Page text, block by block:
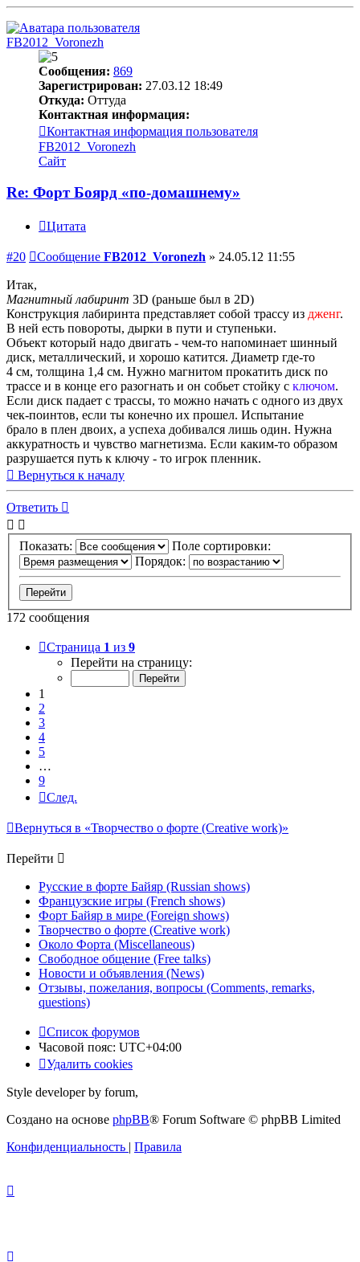
FB2012_Voronezh
Сообщения: 869
Зарегистрирован: 27.03.12 18:49
Откуда: Оттуда
Контактная информация:
Контактная информация пользователя
FB2012_Voronezh
Сайт
Re: Форт Боярд «по-домашнему»
Цитата
#20 Сообщение FB2012_Voronezh » 24.05.12 11:55
Итак,
Магнитный лабиринт 3D (раньше был в 2D)
Конструкция лабиринта представляет собой трассу из дженг.
В ней есть повороты, дырки в пути и ступеньки.
Объект который надо двигать - чем-то напоминает шинный
диск, металлический, и хорошо катится. Диаметр где-то
4 см, толщина 1,4 см. Нужно магнитом прокатить диск по
трассе и в конце его разогнать и он собьет стойку с ключом.
Если диск падает с трассы, то можно начать с одного из двух
чек-поинтов, если ты конечно их прошел. Испытание
брало в плен двоих, а успеха добивался лишь один. Нужна
аккуратность и чувство магнетизма. Если каким-то образом
разрушается путь к ключу - то игрок пленник.
Вернуться к началу
Ответить
Показать:
Поле сортировки:
Порядок:
172 сообщения
Страница 1 из 9
Перейти на страницу:
1
2
3
4
5
…
9
След.
Вернуться в «Творчество о форте (Creative work)»
Перейти
Русские в форте Байяр (Russian shows)
Французские игры (French shows)
Форт Байяр в мире (Foreign shows)
Творчество о форте (Creative work)
Около Форта (Miscellaneous)
Свободное общение (Free talks)
Новости и объявления (News)
Отзывы, пожелания, вопросы (Comments, remarks,
questions)
Список форумов
Часовой пояс: UTC+04:00
Удалить cookies
Style developer by forum,
Создано на основе phpBB® Forum Software © phpBB Limited
Конфиденциальность | Правила